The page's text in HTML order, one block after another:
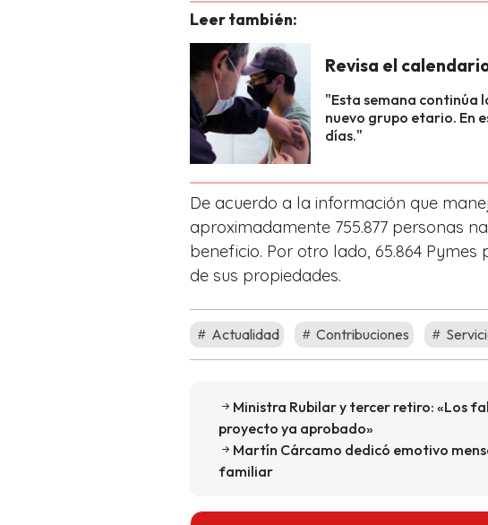
Leer también:
Revisa el
"Esta semana continúa
nuevo grupo etario. En
días."
De acuerdo a la información que
aproximadamente 755.877 personas
beneficio. Por otro lado, 65.864
de sus propiedades.
Actualidad Contribuciones
Ministra Rubilar y tercer retiro: «Los
proyecto ya aprobado»
Martín Cárcamo dedicó emotivo
familiar